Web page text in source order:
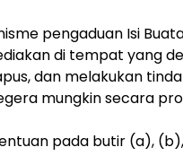
pengaduan Isi
di tempat yang
dan melakukan
mungkin secara
pada butir (a),